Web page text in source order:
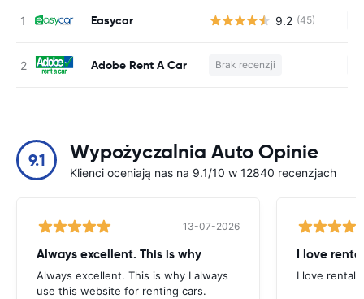
Easycar 9.2 (45)
Adobe Rent A Car Brak recenzji
9.1 Wypożyczalnia Auto Opinie
Klienci oceniają nas na 9.1/10 w 12840 recenzjach
13-07-2026
Always excellent. This is why
Always excellent. This is why I always
use this website for renting cars.
I love
I love rental